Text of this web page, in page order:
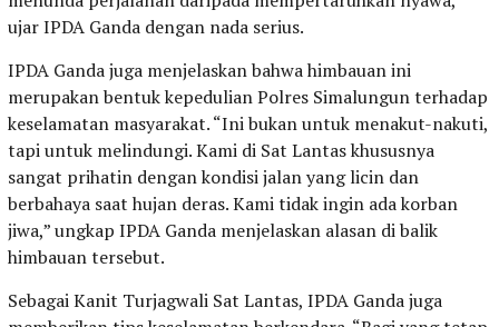
ujar IPDA Ganda dengan nada serius.
IPDA Ganda juga menjelaskan bahwa himbauan ini
merupakan bentuk kepedulian Polres Simalungun terhadap
keselamatan masyarakat. “Ini bukan untuk menakut-nakuti,
tapi untuk melindungi. Kami di Sat Lantas khususnya
sangat prihatin dengan kondisi jalan yang licin dan
berbahaya saat hujan deras. Kami tidak ingin ada korban
jiwa,” ungkap IPDA Ganda menjelaskan alasan di balik
himbauan tersebut.
Sebagai Kanit Turjagwali Sat Lantas, IPDA Ganda juga